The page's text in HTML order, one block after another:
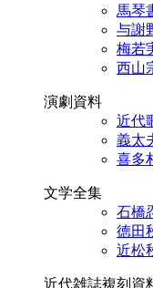
馬琴
与謝
梅若
西山
演劇資料
近代
義太
喜多
文学全集
石橋
徳田
近松
近代雑誌複刻資